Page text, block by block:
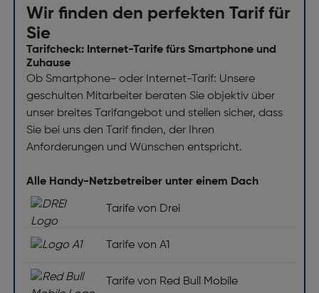
Wir finden den perfekten Tarif für
Sie
Tarifcheck: Internet-Tarife fürs Smartphone und
Zuhause
Ob Smartphone- oder Internet-Tarif: Unsere
geschulten Mitarbeiter beraten Sie objektiv über
unser breites Tarifangebot und stellen sicher, dass
Sie bei uns den Tarif finden, der Ihren
Anforderungen und Wünschen entspricht.
Alle Handy-Netzbetreiber unter einem Dach
Tarife von Drei
Tarife von A1
Tarife von Red Bull Mobile